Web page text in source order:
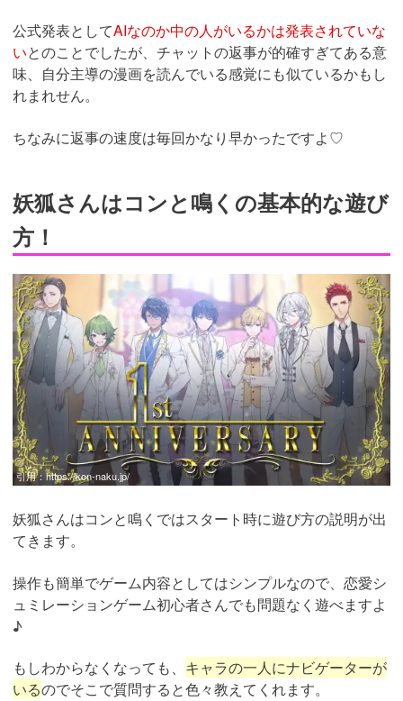
公式発表としてAIなのか中の人がいるかは発表されていな
いとのことでしたが、チャットの返事が的確すぎてある意
味、自分主導の漫画を読んでいる感覚にも似ているかもし
れまれせん。
ちなみに返事の速度は毎回かなり早かったですよ♡
妖狐さんはコンと鳴くの基本的な遊び
方！
https://fam-
ad.com/ad/p/r?
_site=67781&_article=32034
引用：https://kon-naku.jp/
妖狐さんはコンと鳴くではスタート時に遊び方の説明が出
てきます。
操作も簡単でゲーム内容としてはシンプルなので、恋愛シ
ュミレーションゲーム初心者さんでも問題なく遊べますよ
♪
もしわからなくなっても、 キャラの一人にナビゲーターが
いるのでそこで質問すると色々教えてくれます。